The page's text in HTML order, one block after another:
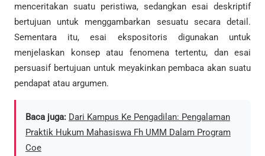
menceritakan suatu peristiwa, sedangkan esai deskriptif
bertujuan untuk menggambarkan sesuatu secara detail.
Sementara itu, esai ekspositoris digunakan untuk
menjelaskan konsep atau fenomena tertentu, dan esai
persuasif bertujuan untuk meyakinkan pembaca akan suatu
pendapat atau argumen.
Baca juga: Dari Kampus Ke Pengadilan: Pengalaman
Praktik Hukum Mahasiswa Fh UMM Dalam Program
Coe